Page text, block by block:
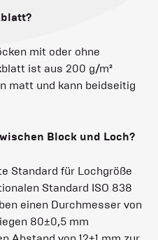
mit oder ohne
ist aus 200 g/m²
matt und kann beidseitig
Block und Loch?
Standard für Lochgröße
Standard ISO 838
einen Durchmesser von
80±0,5 mm